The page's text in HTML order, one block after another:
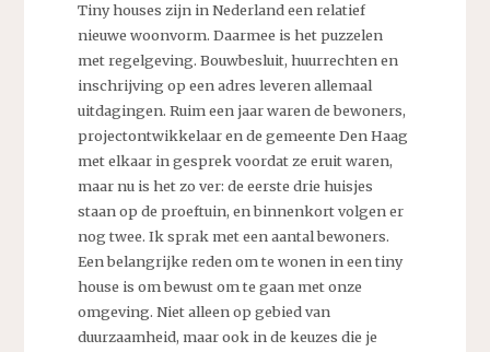
Tiny houses zijn in Nederland een relatief
nieuwe woonvorm. Daarmee is het puzzelen
met regelgeving. Bouwbesluit, huurrechten en
inschrijving op een adres leveren allemaal
uitdagingen. Ruim een jaar waren de bewoners,
projectontwikkelaar en de gemeente Den Haag
met elkaar in gesprek voordat ze eruit waren,
maar nu is het zo ver: de eerste drie huisjes
staan op de proeftuin, en binnenkort volgen er
nog twee. Ik sprak met een aantal bewoners.
Een belangrijke reden om te wonen in een tiny
house is om bewust om te gaan met onze
omgeving. Niet alleen op gebied van
duurzaamheid, maar ook in de keuzes die je